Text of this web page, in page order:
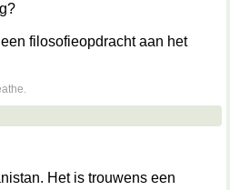
filosofieopdracht aan het
Het is trouwens een